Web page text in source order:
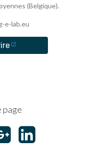
(Belgique).
e-lab.eu
page